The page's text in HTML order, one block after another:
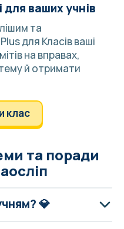
ваших учнів
та
для Класівваші
на вправах,
й отримати
клас
та поради
💎